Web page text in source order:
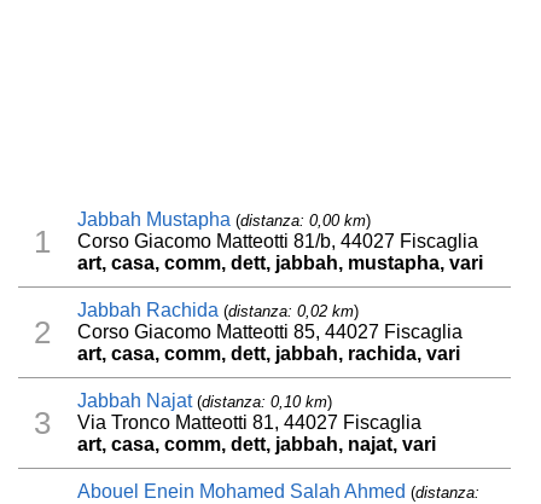
1
Jabbah Mustapha (distanza: 0,00 km)
Corso Giacomo Matteotti 81/b, 44027 Fiscaglia
art, casa, comm, dett, jabbah, mustapha, vari
2
Jabbah Rachida (distanza: 0,02 km)
Corso Giacomo Matteotti 85, 44027 Fiscaglia
art, casa, comm, dett, jabbah, rachida, vari
3
Jabbah Najat(distanza: 0,10 km)
Via Tronco Matteotti 81, 44027 Fiscaglia
art, casa, comm, dett, jabbah, najat, vari
Abouel Enein Mohamed Salah Ahmed (distanza: